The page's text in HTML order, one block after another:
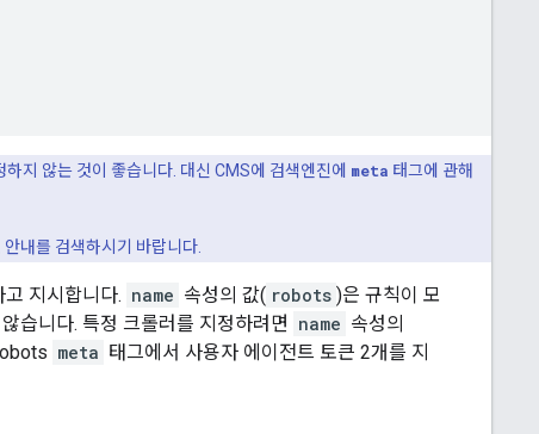
지 않는 것이 좋습니다. 대신 CMS에 검색엔진에 meta 태그에 관해
내를 검색하시기 바랍니다.
지시합니다. name 속성의 값( robots )은 규칙이 모
습니다. 특정 크롤러를 지정하려면 name 속성의
meta 태그에서 사용자 에이전트 토큰 2개를 지